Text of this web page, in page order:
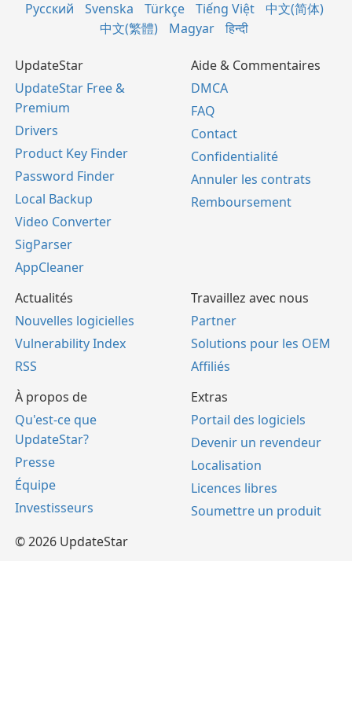
Русский
Svenska Türkçe Tiếng Việt
中文(简体)
中文(繁體)
Magyar हिन्दी
UpdateStar
UpdateStar Free &
Premium
Drivers
Product Key Finder
Password Finder
Local Backup
Video Converter
SigParser
AppCleaner
Aide & Commentaires
DMCA
FAQ
Contact
Confidentialité
Annuler les contrats
Remboursement
Actualités
Nouvelles logicielles
Vulnerability Index
RSS
Travaillez avec nous
Partner
Solutions pour les OEM
Affiliés
À propos de
Qu'est-ce que
UpdateStar?
Presse
Équipe
Investisseurs
Extras
Portail des logiciels
Devenir un revendeur
Localisation
Licences libres
Soumettre un produit
© 2026 UpdateStar